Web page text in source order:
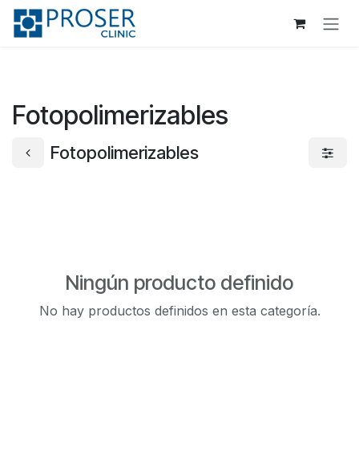
Ir al contenido
Fotopolimerizables
Fotopolimerizables
Ningún producto definido
No hay productos definidos en esta categoría.